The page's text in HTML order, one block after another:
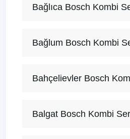
Bağlıca Bosch Kombi
Bağlum Bosch Kombi
Bahçelievler Bosch
Balgat Bosch Kombi